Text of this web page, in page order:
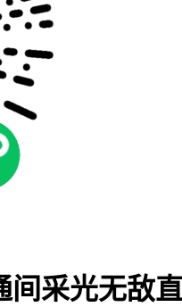
间采光无敌